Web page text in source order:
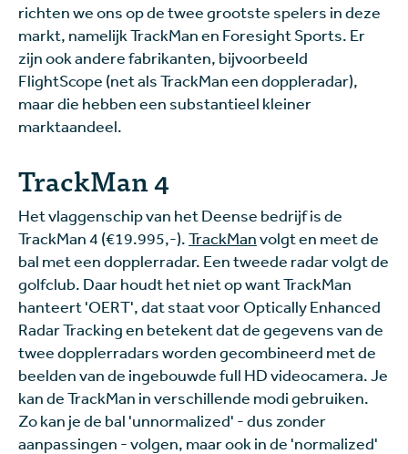
richten we ons op de twee grootste spelers in deze
markt, namelijk TrackMan en Foresight Sports. Er
zijn ook andere fabrikanten, bijvoorbeeld
FlightScope (net als TrackMan een doppleradar),
maar die hebben een substantieel kleiner
marktaandeel.
TrackMan 4
Het vlaggenschip van het Deense bedrijf is de
TrackMan 4 (€19.995,-).TrackManvolgt en meet de
bal met een dopplerradar. Een tweede radar volgt de
golfclub. Daar houdt het niet op want TrackMan
hanteert 'OERT', dat staat voor Optically Enhanced
Radar Tracking en betekent dat de gegevens van de
twee dopplerradars worden gecombineerd met de
beelden van de ingebouwde full HD videocamera. Je
kan de TrackMan in verschillende modi gebruiken.
Zo kan je de bal 'unnormalized' - dus zonder
aanpassingen - volgen, maar ook in de 'normalized'